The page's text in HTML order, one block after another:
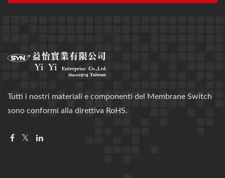
Tutti i nostri materiali e componenti del Membrane Switch
sono conformi alla direttiva RoHS.